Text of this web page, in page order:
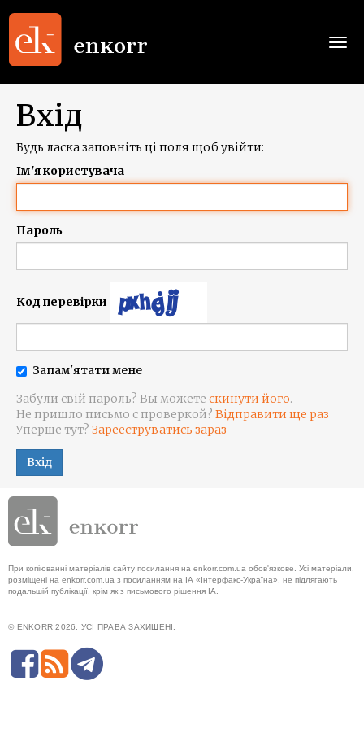
Вхід
Будь ласка заповніть ці поля щоб увійти:
Ім'я користувача
Пароль
Код перевірки
Запам'ятати мене
Забули свій пароль? Вы можете скинути його.
Не пришло письмо с проверкой? Відправити ще раз
Уперше тут? Зарееструватись зараз
Вхід
При копіюванні матеріалів сайту посилання на enkorr.com.ua обов'язкове. Усі матеріали,
розміщені на enkorr.com.ua з посиланням на ІА «Інтерфакс-Україна», не підлягають
подальшій публікації, крім як з письмового рішення ІА.
© ENKORR 2026. УСІ ПРАВА ЗАХИЩЕНІ.